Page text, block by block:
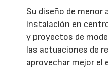
Su diseño de
instalación en
y proyectos de
las actuaciones de
aprovechar mejor el